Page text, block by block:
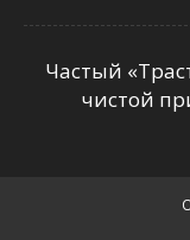
Частый
чистой